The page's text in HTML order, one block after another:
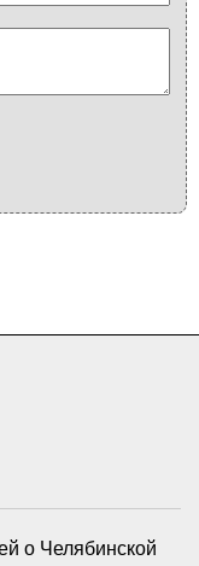
о Челябинской